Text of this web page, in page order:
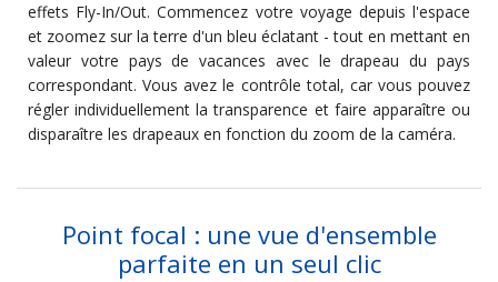
effets Fly-In/Out. Commencez votre voyage depuis l'espace
et zoomez sur la terre d'un bleu éclatant - tout en mettant en
valeur votre pays de vacances avec le drapeau du pays
correspondant. Vous avez le contrôle total, car vous pouvez
régler individuellement la transparence et faire apparaître ou
disparaître les drapeaux en fonction du zoom de la caméra.
Point focal : une vue d'ensemble
parfaite en un seul clic